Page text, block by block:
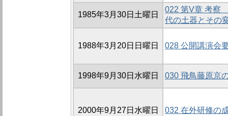
1985年3月30日土曜日
022 第V章 考察
代の土器とその
1988年3月20日日曜日 028 公開講演会
1998年9月30日水曜日 030 飛鳥藤原京
2000年9月27日水曜日 032 在外研修の